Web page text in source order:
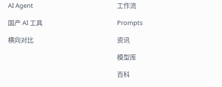
AI Agent
国产 AI 工具
横向对比
工作流
Prompts
资讯
模型库
百科